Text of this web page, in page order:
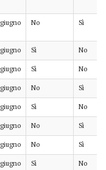
giugno No Sì
giugno Sì No
giugno Sì No
giugno No Sì
giugno Sì No
giugno No Sì
giugno No Sì
giugno Sì No